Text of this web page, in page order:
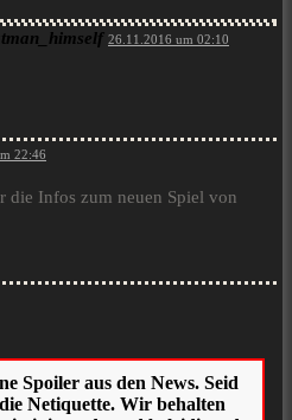
26.11.2016 um 02:10
22:46
die Infos zum neuen Spiel von